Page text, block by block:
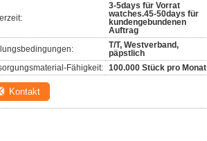
3-5days für Vorrat
watches.45-50days für
kundengebundenen
Auftrag
T/T, Westverband,
päpstlich
Fähigkeit: 100.000 Stück pro Monat
Kontakt